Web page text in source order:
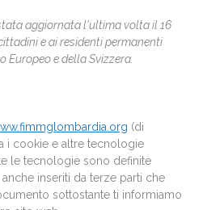
aggiornata l'ultima volta il 16
e ai residenti permanenti
Europeo e della Svizzera.
(di
i cookie e altre tecnologie
le tecnologie sono definite
inseriti da terze parti che
sottostante ti informiamo
elements
maps
analytics